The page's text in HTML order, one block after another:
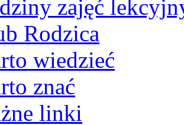
zajęć
Rodzica
wiedzieć
znać
linki